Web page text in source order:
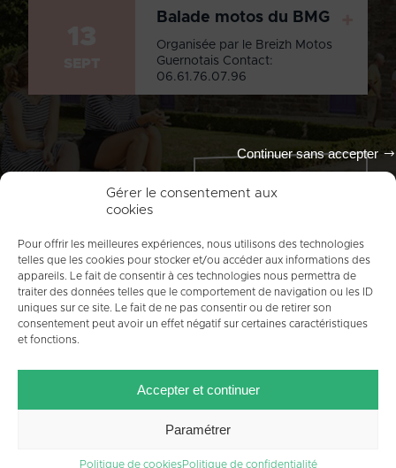
Gérer le consentement aux
cookies
Pour offrir les meilleures expériences, nous utilisons des technologies
telles que les cookies pour stocker et/ou accéder aux informations des
appareils. Le fait de consentir à ces technologies nous permettra de
traiter des données telles que le comportement de navigation ou les ID
uniques sur ce site. Le fait de ne pas consentir ou de retirer son
consentement peut avoir un effet négatif sur certaines caractéristiques
et fonctions.
Accepter et continuer
Continuer sans accepter
Paramétrer
Politique de cookiesPolitique de confidentialité
Balade motos du BMG
Organisée par le Breizh Motos
Guernotais Contact:
06.61.76.07.96
PLAN DU SITE
MENTIONS LÉGALES
CRÉDITS POLITIQUE DE COOKIES (UE)